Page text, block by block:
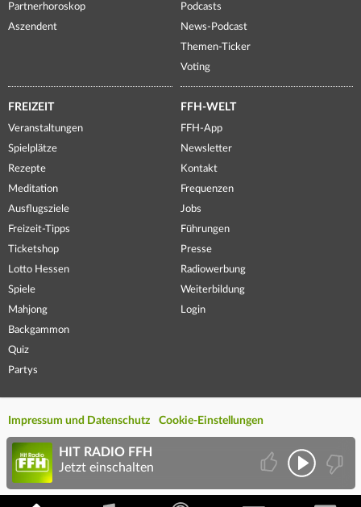
Partnerhoroskop
Aszendent
Podcasts
News-Podcast
Themen-Ticker
Voting
FREIZEIT
Veranstaltungen
Spielplätze
Rezepte
Meditation
Ausflugsziele
Freizeit-Tipps
Ticketshop
Lotto Hessen
Spiele
Mahjong
Backgammon
Quiz
Partys
FFH-WELT
FFH-App
Newsletter
Kontakt
Frequenzen
Jobs
Führungen
Presse
Radiowerbung
Weiterbildung
Login
Impressum und Datenschutz Cookie-Einstellungen
HIT RADIO FFH
Jetzt einschalten